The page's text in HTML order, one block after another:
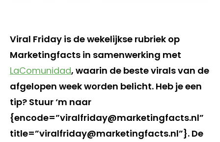
Viral Friday is de wekelijkse rubriek op
Marketingfacts in samenwerking met
LaComunidad, waarin de beste virals van de
afgelopen week worden belicht. Heb je een
tip? Stuur ‘m naar
{encode=”viralfriday@marketingfacts.nl”
title=”viralfriday@marketingfacts.nl”}. De